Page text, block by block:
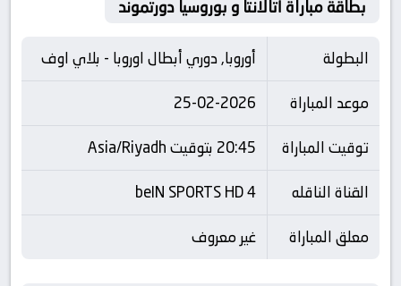
بطاقة مباراة أتالانتا و بوروسيا دورتموند
البطولة
أوروبا, دوري أبطال اوروبا - بلاي اوف
موعد المباراة
25-02-2026
توقيت المباراة
20:45 بتوقيت Asia/Riyadh
القناة الناقله
beIN SPORTS HD 4
معلق المباراة
غير معروف